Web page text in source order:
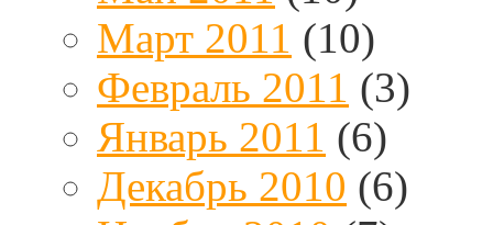
Март 2011 (10)
Февраль 2011 (3)
Январь 2011 (6)
Декабрь 2010 (6)